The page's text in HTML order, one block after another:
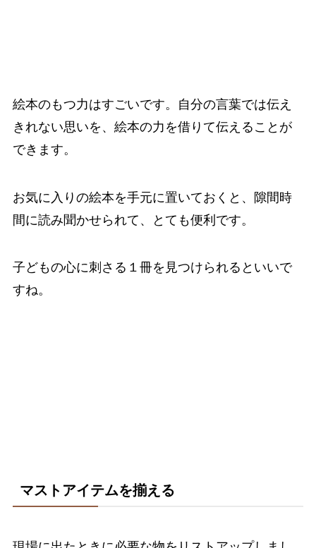
絵本のもつ力はすごいです。自分の言葉では伝え
きれない思いを、絵本の力を借りて伝えることが
できます。
お気に入りの絵本を手元に置いておくと、隙間時
間に読み聞かせられて、とても便利です。
子どもの心に刺さる１冊を見つけられるといいで
すね。
マストアイテムを揃える